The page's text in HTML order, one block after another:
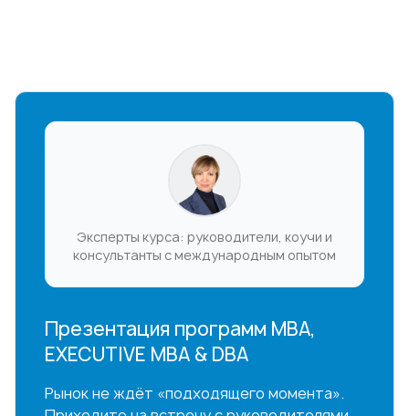
Эксперты курса: руководители, коучи и
консультанты с международным опытом
Презентация программ MBA,
EXECUTIVE MBA & DBA
Рынок не ждёт «подходящего момента».